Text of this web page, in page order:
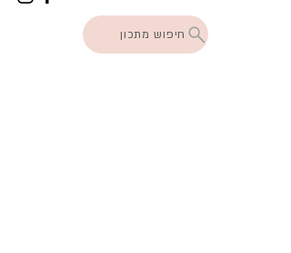
חיפוש מתכון